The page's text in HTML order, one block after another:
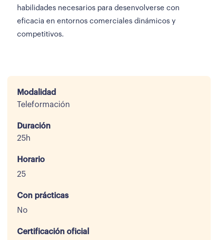
habilidades necesarios para desenvolverse con
eficacia en entornos comerciales dinámicos y
competitivos.
Modalidad
Teleformación
Duración
25h
Horario
25
Con prácticas
No
Certificación oficial